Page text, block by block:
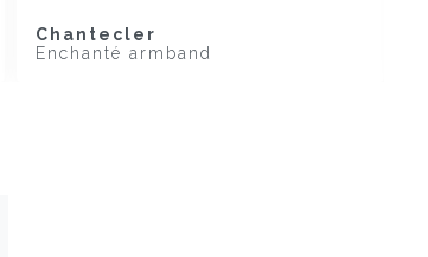
Chantecler
Enchanté armband